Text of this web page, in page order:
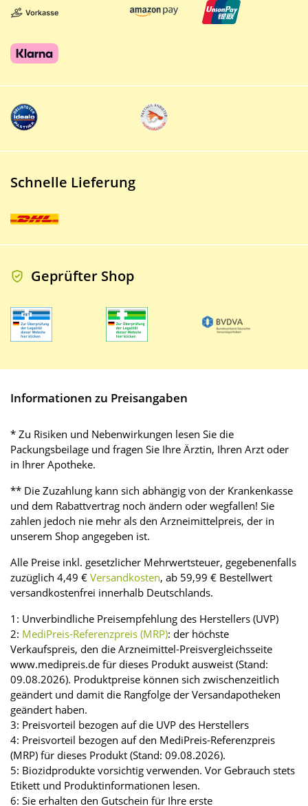
Schnelle Lieferung
Geprüfter Shop
Informationen zu Preisangaben
* Zu Risiken und Nebenwirkungen lesen Sie die
Packungsbeilage und fragen Sie Ihre Ärztin, Ihren Arzt oder
in Ihrer Apotheke.
** Die Zuzahlung kann sich abhängig von der Krankenkasse
und dem Rabattvertrag noch ändern oder wegfallen! Sie
zahlen jedoch nie mehr als den Arzneimittelpreis, der in
unserem Shop angegeben ist.
Alle Preise inkl. gesetzlicher Mehrwertsteuer, gegebenenfalls
zuzüglich 4,49 € Versandkosten, ab 59,99 € Bestellwert
versandkostenfrei innerhalb Deutschlands.
1: Unverbindliche Preisempfehlung des Herstellers (UVP)
2: MediPreis-Referenzpreis (MRP): der höchste
Verkaufspreis, den die Arzneimittel-Preisvergleichsseite
www.medipreis.de für dieses Produkt ausweist (Stand:
09.08.2026). Produktpreise können sich zwischenzeitlich
geändert und damit die Rangfolge der Versandapotheken
geändert haben.
3: Preisvorteil bezogen auf die UVP des Herstellers
4: Preisvorteil bezogen auf den MediPreis-Referenzpreis
(MRP) für dieses Produkt (Stand: 09.08.2026).
5: Biozidprodukte vorsichtig verwenden. Vor Gebrauch stets
Etikett und Produktinformationen lesen.
6: Sie erhalten den Gutschein für Ihre erste